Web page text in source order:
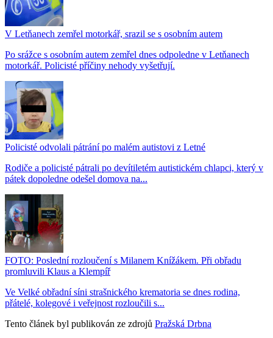
V Letňanech zemřel motorkář, srazil se s osobním autem
Po srážce s osobním autem zemřel dnes odpoledne v Letňanech
motorkář. Policisté příčiny nehody vyšetřují.
Policisté odvolali pátrání po malém autistovi z Letné
Rodiče a policisté pátrali po devítiletém autistickém chlapci, který v
pátek dopoledne odešel domova na...
FOTO: Poslední rozloučení s Milanem Knížákem. Při obřadu
promluvili Klaus a Klempíř
Ve Velké obřadní síni strašnického krematoria se dnes rodina,
přátelé, kolegové i veřejnost rozloučili s...
Tento článek byl publikován ze zdrojů Pražská Drbna